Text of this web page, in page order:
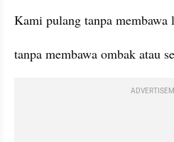
Kami pulang tanpa membawa
tanpa membawa ombak atau